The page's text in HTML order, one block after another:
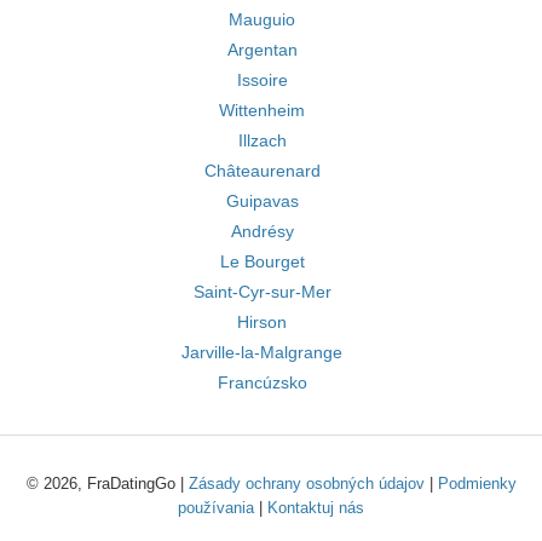
Mauguio
Argentan
Issoire
Wittenheim
Illzach
Châteaurenard
Guipavas
Andrésy
Le Bourget
Saint-Cyr-sur-Mer
Hirson
Jarville-la-Malgrange
Francúzsko
© 2026, FraDatingGo | Zásady ochrany osobných údajov|
Podmienky
používania| Kontaktuj nás